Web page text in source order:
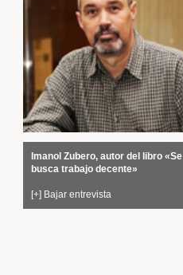
Imanol Zubero, autor del libro «Se
busca trabajo decente»
[+] Bajar entrevista